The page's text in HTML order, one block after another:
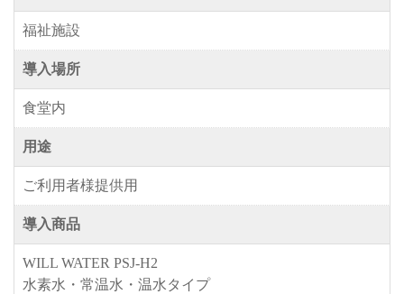
0120-288-822
福祉施設
導入場所
食堂内
用途
ご利用者様提供用
導入商品
WILL WATER PSJ-H2
水素水・常温水・温水タイプ